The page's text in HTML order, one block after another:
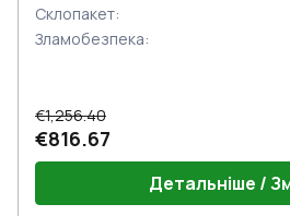
Склопакет:
Зламобезпека:
€1,256.40
€816.67
Детальніше /